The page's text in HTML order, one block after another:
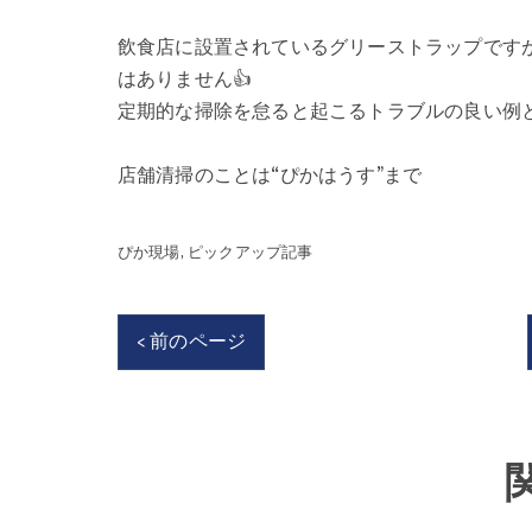
飲食店に設置されているグリーストラップで
はありません👍
定期的な掃除を怠ると起こるトラブルの良い例
店舗清掃のことは“ぴかはうす”まで
ぴか現場 ピックアップ記事
< 前のページ